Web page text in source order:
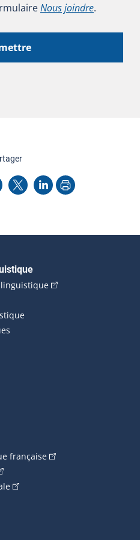
Nous joindre.
cette page
X LinkedInImprimer
(Cet hyperlien
française(Cet hyperlien
hyperlien externe s'ouvrira
(Cet hyperlien externe
externe s'ouvrira dans une